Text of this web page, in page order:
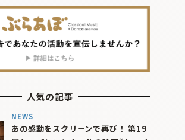
人気の記事
NEWS
あの感動をスクリーンで再び！ 第19